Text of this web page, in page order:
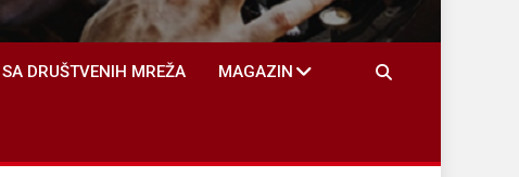
SA DRUŠTVENIH MREŽA MAGAZIN